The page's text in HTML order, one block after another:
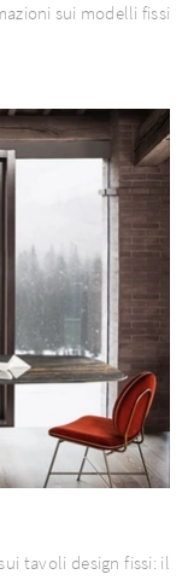
sui modelli fissi
tavoli design fissi: il